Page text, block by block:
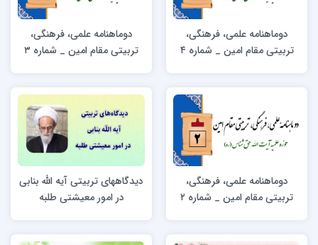
دوماهنامه علمی، فرهنگی،
تربیتی مقام امین _ شماره ۴
دوماهنامه علمی، فرهنگی،
تربیتی مقام امین _ شماره ۳
دوماهنامه علمی، فرهنگی،
تربیتی مقام امین _ شماره ۲
دیدگاههای تربیتی آیه الله بنابی
در امور معیشتی طلبه